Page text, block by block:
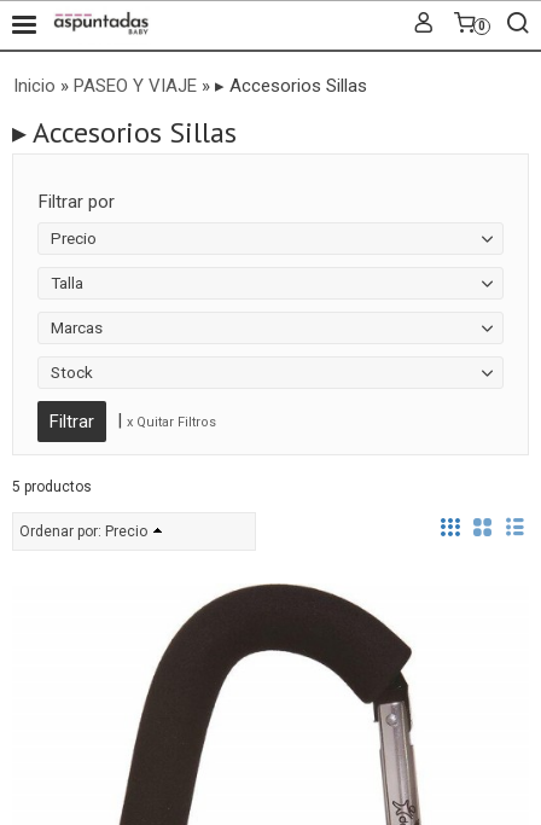
0
Inicio » PASEO Y VIAJE » ▸ Accesorios Sillas
▸ Accesorios Sillas
Filtrar por
Precio
Talla
Marcas
Stock
| x Quitar Filtros
5 productos
Ordenar por: Precio